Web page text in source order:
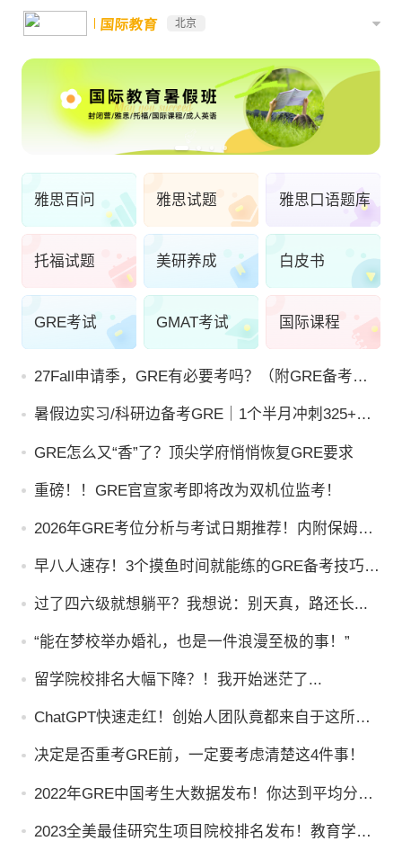
国际教育 北京
雅思百问 雅思试题 雅思口语题库
托福试题 美研养成 白皮书
GRE考试 GMAT考试 国际课程
27Fall申请季，GRE有必要考吗？（附GRE备考攻
暑假边实习/科研边备考GRE｜1个半月冲刺325+，3
GRE怎么又“香”了？顶尖学府悄悄恢复GRE要求
重磅！！GRE官宣家考即将改为双机位监考！
2026年GRE考位分析与考试日期推荐！内附保姆级
早八人速存！3个摸鱼时间就能练的GRE备考技巧，
过了四六级就想躺平？我想说：别天真，路还长...
“能在梦校举办婚礼，也是一件浪漫至极的事！”
留学院校排名大幅下降？！我开始迷茫了...
ChatGPT快速走红！创始人团队竟都来自于这所大
决定是否重考GRE前，一定要考虑清楚这4件事！
2022年GRE中国考生大数据发布！你达到平均分了
2023全美最佳研究生项目院校排名发布！教育学TO